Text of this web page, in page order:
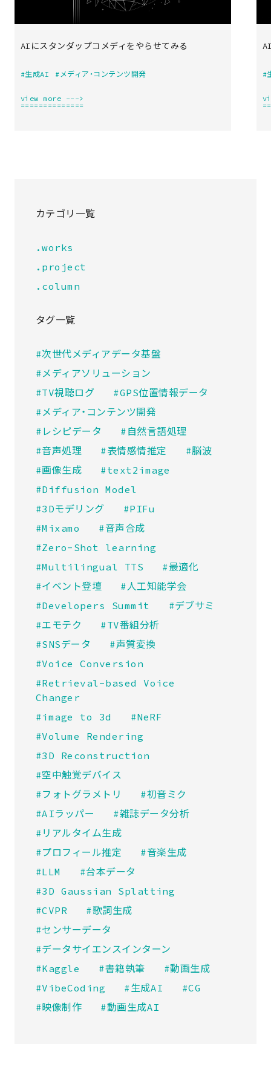
AIにスタンダップコメディをやらせてみる
#生成AI #メディア・コンテンツ開発
view more --->
==============
#
カテゴリ一覧
.works
.project
.column
タグ一覧
#次世代メディアデータ基盤
#メディアソリューション
#TV視聴ログ
#GPS位置情報データ
#メディア・コンテンツ開発
#レシピデータ
#自然言語処理
#音声処理
#表情感情推定
#脳波
#画像生成
#text2image
#Diffusion Model
#3Dモデリング
#PIFu
#Mixamo
#音声合成
#Zero-Shot learning
#Multilingual TTS
#最適化
#イベント登壇
#人工知能学会
#Developers Summit
#デブサミ
#エモテク
#TV番組分析
#SNSデータ
#声質変換
#Voice Conversion
#Retrieval-based Voice
Changer
#image to 3d
#NeRF
#Volume Rendering
#3D Reconstruction
#空中触覚デバイス
#フォトグラメトリ
#初音ミク
#AIラッパー
#雑誌データ分析
#リアルタイム生成
#プロフィール推定
#音楽生成
#LLM
#台本データ
#3D Gaussian Splatting
#CVPR
#歌詞生成
#センサーデータ
#データサイエンスインターン
#Kaggle
#書籍執筆
#動画生成
#VibeCoding
#生成AI
#CG
#映像制作
#動画生成AI